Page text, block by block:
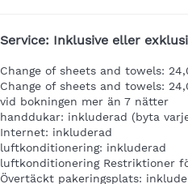
Service: Inklusive eller
Change of sheets and towels:
Change of sheets and towels:
vid bokningen mer än 7 nätter
handdukar: inkluderad (byta
Internet: inkluderad
luftkonditionering: inkluderad
luftkonditionering Restriktioner
Övertäckt pakeringsplats: